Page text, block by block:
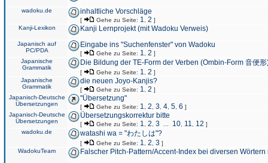
wadoku.de inhaltliche Vorschläge
[ Gehe zu Seite: 1 2 ]
Kanji-Lexikon
Kanji Lernprojekt (mit Wadoku Verweis)
Japanisch auf
PC/PDA
Eingabe ins "Suchenfenster" von Wadoku
[ Gehe zu Seite: 1 2 ]
Japanische
Grammatik
Die Bildung der TE-Form der Verben (Ombin-Form 音便形
[ Gehe zu Seite: 1 2 ]
Japanische
Grammatik
die neuen Joyo-Kanjis?
[ Gehe zu Seite: 1 2 ]
Japanisch-Deutsche
Übersetzungen
"Übersetzung"
[ Gehe zu Seite: 1 2 3 4 5 6 ]
Japanisch-Deutsche
Übersetzungen
Übersetzungskorrektur bitte
[ Gehe zu Seite: 1 2 3 10 11 12 ]
wadoku.de
watashi wa = "わたしは"?
[ Gehe zu Seite: 1 2 3 ]
WadokuTeam
Falscher Pitch-Pattern/Accent-Index bei diversen